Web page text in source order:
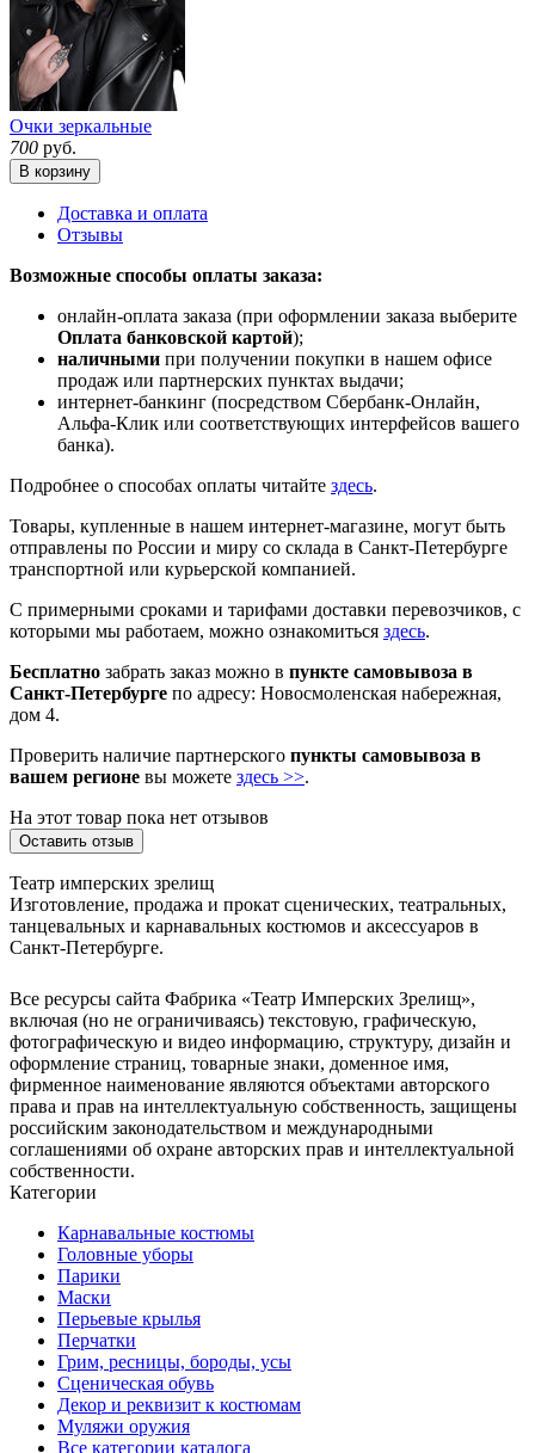
Очки зеркальные
700 руб.
В корзину
Доставка и оплата
Отзывы
Возможные способы оплаты заказа:
онлайн-оплата заказа (при оформлении заказа выберите
Оплата банковской картой);
наличными при получении покупки в нашем офисе
продаж или партнерских пунктах выдачи;
интернет-банкинг (посредством Сбербанк-Онлайн,
Альфа-Клик или соответствующих интерфейсов вашего
банка).
Подробнее о способах оплаты читайте здесь.
Товары, купленные в нашем интернет-магазине, могут быть
отправлены по России и миру со склада в Санкт-Петербурге
транспортной или курьерской компанией.
С примерными сроками и тарифами доставки перевозчиков, с
которыми мы работаем, можно ознакомиться здесь.
Бесплатно забрать заказ можно в пункте самовывоза в
Санкт-Петербурге по адресу: Новосмоленская набережная,
дом 4.
Проверить наличие партнерского пункты самовывоза в
вашем регионе вы можете здесь >>.
На этот товар пока нет отзывов
Оставить отзыв
Театр имперских зрелищ
Изготовление, продажа и прокат сценических, театральных,
танцевальных и карнавальных костюмов и аксессуаров в
Санкт-Петербурге.
Все ресурсы сайта Фабрика «Театр Имперских Зрелищ»,
включая (но не ограничиваясь) текстовую, графическую,
фотографическую и видео информацию, структуру, дизайн и
оформление страниц, товарные знаки, доменное имя,
фирменное наименование являются объектами авторского
права и прав на интеллектуальную собственность, защищены
российским законодательством и международными
соглашениями об охране авторских прав и интеллектуальной
собственности.
Категории
Карнавальные костюмы
Головные уборы
Парики
Маски
Перьевые крылья
Перчатки
Грим, ресницы, бороды, усы
Сценическая обувь
Декор и реквизит к костюмам
Муляжи оружия
Все категории каталога